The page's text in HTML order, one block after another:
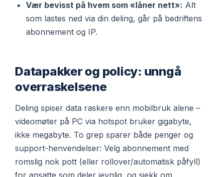
Vær bevisst på hvem som «låner nett»: Alt
som lastes ned via din deling, går på bedriftens
abonnement og IP.
Datapakker og policy: unngå
overraskelsene
Deling spiser data raskere enn mobilbruk alene –
videomøter på PC via hotspot bruker gigabyte,
ikke megabyte. To grep sparer både penger og
support-henvendelser: Velg abonnement med
romslig nok pott (eller rollover/automatisk påfyll)